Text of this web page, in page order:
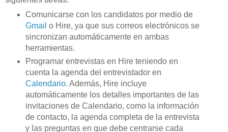
Comunicarse con los candidatos por medio de
Gmail o Hire, ya que sus correos electrónicos se
sincronizan automáticamente en ambas
herramientas.
Programar entrevistas en Hire teniendo en
cuenta la agenda del entrevistador en
Calendario. Además, Hire incluye
automáticamente los detalles importantes de las
invitaciones de Calendario, como la información
de contacto, la agenda completa de la entrevista
y las preguntas en que debe centrarse cada